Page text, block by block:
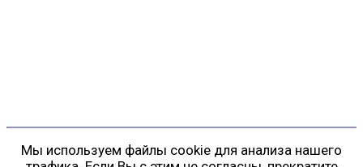
Мы используем файлы cookie для анализа нашего